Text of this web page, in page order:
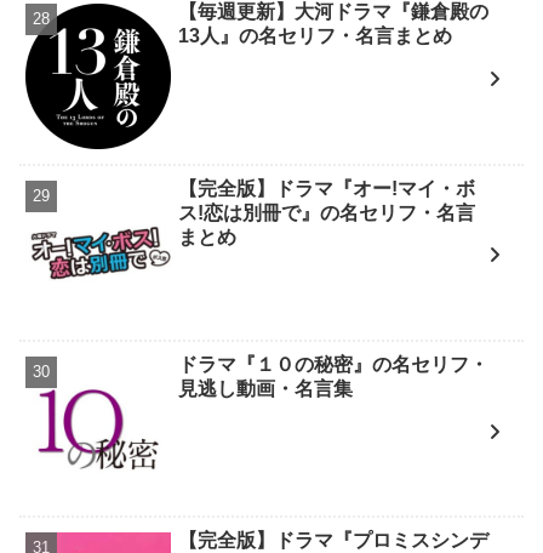
【毎週更新】大河ドラマ『鎌倉殿の
13人』の名セリフ・名言まとめ
【完全版】ドラマ『オー!マイ・ボ
ス!恋は別冊で』の名セリフ・名言
まとめ
ドラマ『１０の秘密』の名セリフ・
見逃し動画・名言集
【完全版】ドラマ『プロミスシンデ